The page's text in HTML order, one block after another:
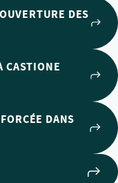
DES
CASTIONE
DANS